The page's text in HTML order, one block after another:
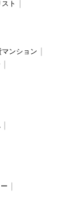
ト
ンション